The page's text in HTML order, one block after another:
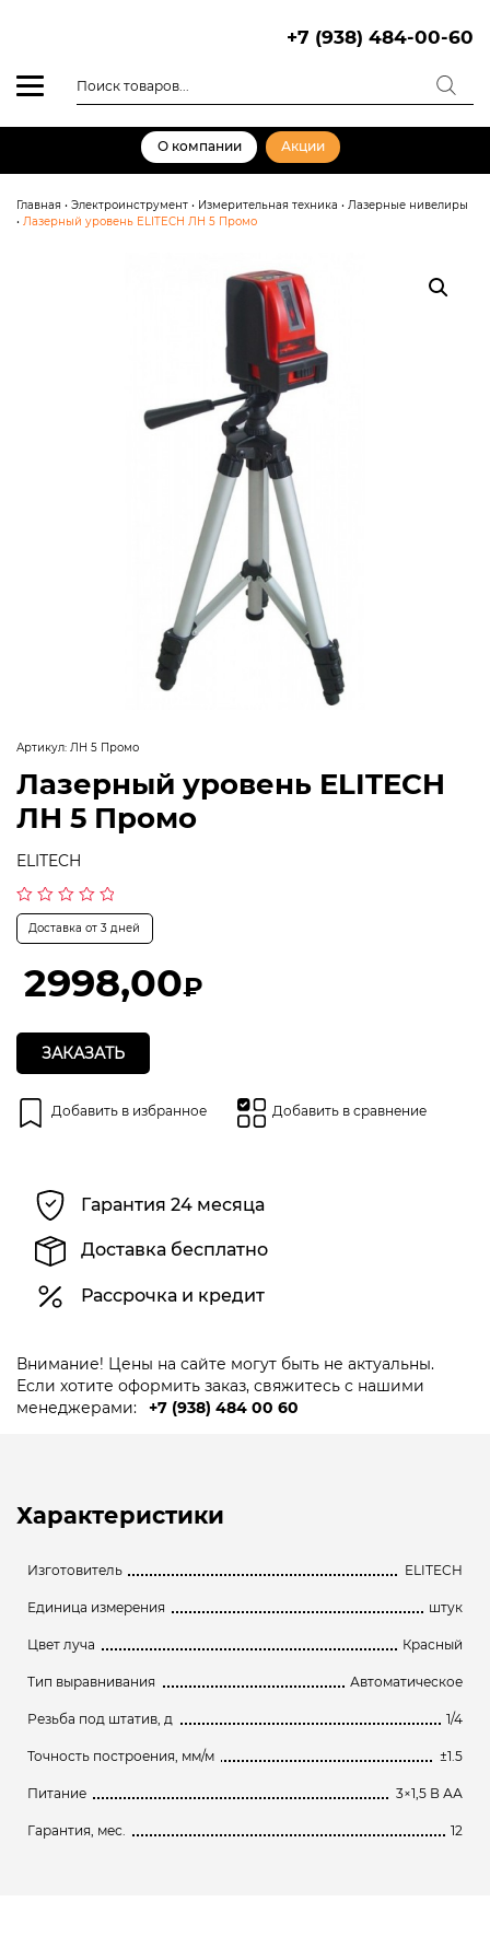
+7 (938) 484-00-60
товаров
О компании Акции
Главная • Электроинструмент • Измерительная техника • Лазерные нивелиры
• Лазерный уровень ELITECH ЛН 5 Промо
Артикул: ЛН 5 Промо
Лазерный уровень ELITECH
ЛН 5 Промо
ELITECH
Оценка
из
Доставка от 3 дней
2998,00₽
ЗАКАЗАТЬ
Добавить в избранное Добавить в сравнение
Гарантия 24 месяца
Доставка бесплатно
Рассрочка и кредит
Внимание! Цены на сайте могут быть не актуальны.
Если хотите оформить заказ, свяжитесь с нашими
менеджерами:
+7 (938) 484 00 60
Характеристики
Изготовитель ELITECH
Единица измерения штук
Цвет луча Красный
Тип выравнивания Автоматическое
Резьба под штатив, д 1/4
Точность построения, мм/м ±1.5
Питание 3×1,5 В АА
Гарантия, мес. 12